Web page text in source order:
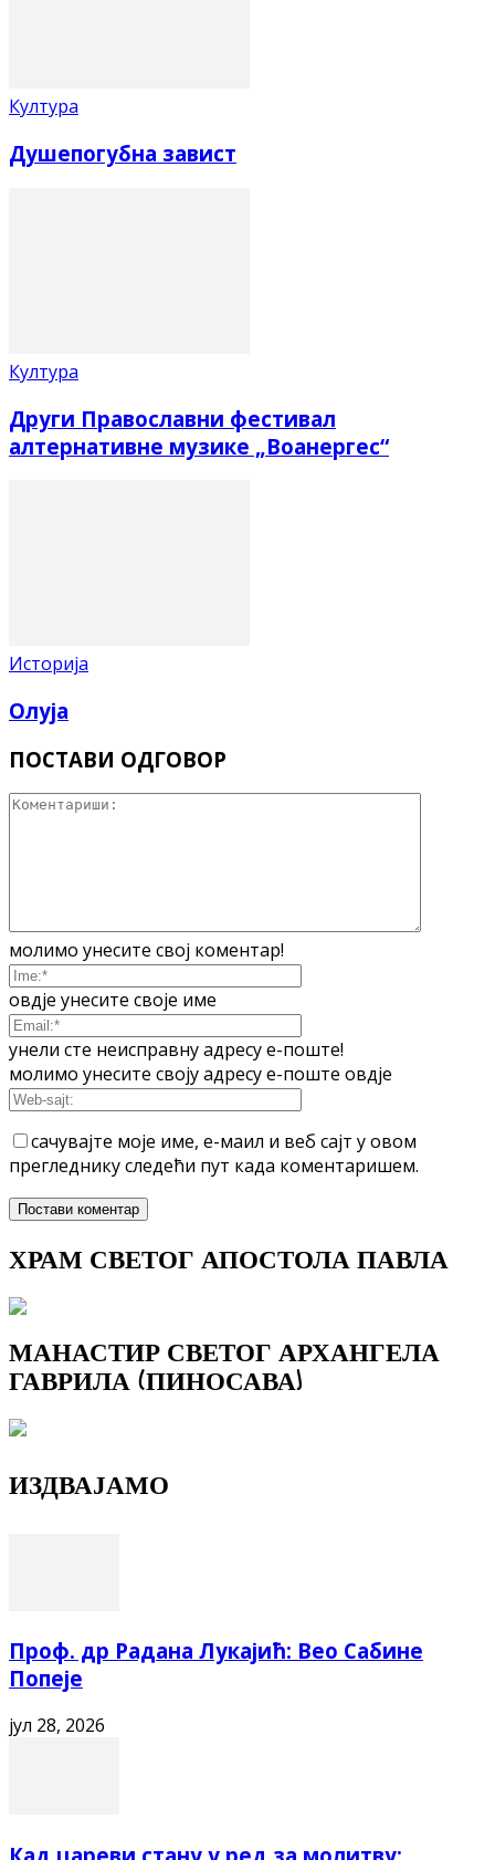
Култура
Душепогубна завист
Култура
Други Православни фестивал
алтернативне музике „Воанергес“
Историја
Олуја
ПОСТАВИ ОДГОВОР
молимо унесите свој коментар!
овдје унесите своје име
унели сте неисправну адресу е-поште!
молимо унесите своју адресу е-поште овдје
сачувајте моје име, е-маил и веб сајт у овом
прегледнику следећи пут када коментаришем.
ХРАМ СВЕТОГ АПОСТОЛА ПАВЛА
МАНАСТИР СВЕТОГ АРХАНГЕЛА
ГАВРИЛА (ПИНОСАВА)
ИЗДВАЈАМО
Проф. др Радана Лукајић: Вео Сабине
Попеје
јул 28, 2026